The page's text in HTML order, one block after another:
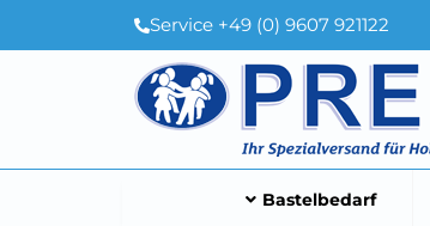
Service +49 (0) 9607 921122
Bastelbedarf